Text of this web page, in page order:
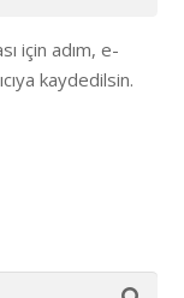
için adım, e-
kaydedilsin.